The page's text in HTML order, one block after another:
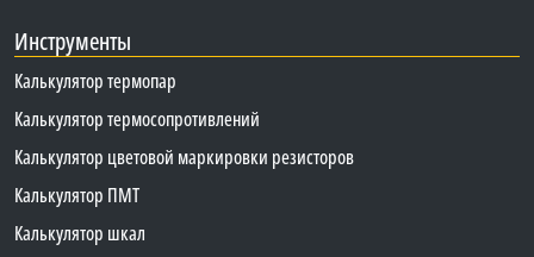
Инструменты
Калькулятор термопар
Калькулятор термосопротивлений
Калькулятор цветовой маркировки резисторов
Калькулятор ПМТ
Калькулятор шкал